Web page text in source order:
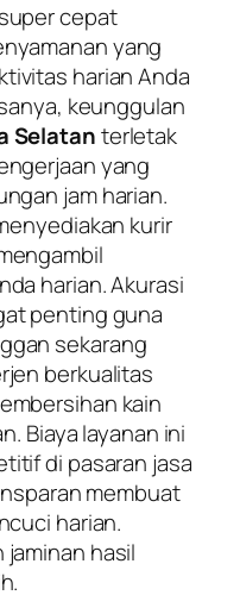
cepat
yang
harian Anda
keunggulan
Selatanterletak
yang
jam harian.
kurir
harian. Akurasi
penting guna
sekarang
berkualitas
kain
Biaya layanan ini
di pasaran jasa
membuat
harian.
jaminan hasil